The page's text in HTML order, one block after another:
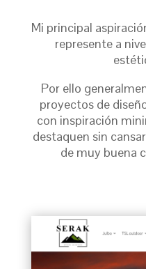
Mi principal
represente a
Por ello
proyectos de
con inspiración
destaquen sin
de muy buena